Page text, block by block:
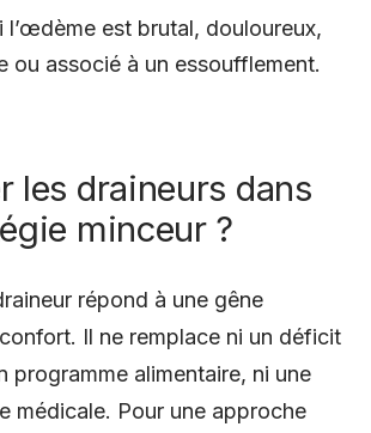
l’œdème est brutal, douloureux,
ou associé à un essoufflement.
les draineurs dans
minceur ?
répond à une gêne
Il ne remplace ni un déficit
programme alimentaire, ni une
médicale. Pour une approche